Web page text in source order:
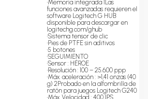
•Memoria integrada 1Las
funciones avanzadas requieren el
software Logitech G HUB
disponible para descargar en
logitechg.com/ghub
•Sistema tensor de clic
•Pies de PTFE sin aditivos
•5 botones
•SEGUIMIENTO
•Sensor : HÉROE
•Resolución : 100 – 25.600 ppp
•Máx. aceleración : >1,41 onzas (40
g) 2Probado en la alfombrilla de
ratón para juegos Logitech G240
•Máx. Velocidad : 400 IPS